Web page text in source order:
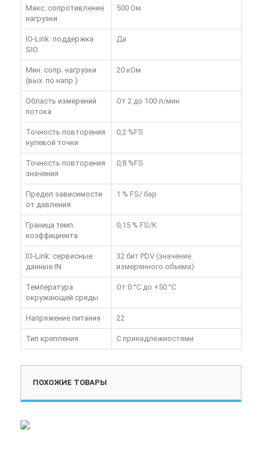
Макс. сопротивление
нагрузки
500 Ом
IO-Link: поддержка
SIO
Да
Мин. сопр. нагрузки
(вых. по напр.)
20 кОм
Область измерений
потока
От 2 до 100 л/мин
Точность повторения
нулевой точки
0,2 %FS
Точность повторения
значения
0,8 %FS
Предел зависимости
от давления
1 % FS/ бар
Граница темп.
коэффициента
0,15 % FS/K
IO-Link: сервисные
данные IN
32 бит PDV (значение
измеренного объема)
Температура
окружающей среды
От 0 °C до +50 °C
Напряжение питания 22
Тип крепления С принадлежностями
ПОХОЖИЕ ТОВАРЫ